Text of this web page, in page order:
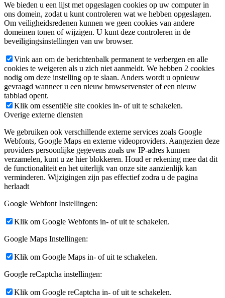
We bieden u een lijst met opgeslagen cookies op uw computer in
ons domein, zodat u kunt controleren wat we hebben opgeslagen.
Om veiligheidsredenen kunnen we geen cookies van andere
domeinen tonen of wijzigen. U kunt deze controleren in de
beveiligingsinstellingen van uw browser.
Vink aan om de berichtenbalk permanent te verbergen en alle
cookies te weigeren als u zich niet aanmeldt. We hebben 2 cookies
nodig om deze instelling op te slaan. Anders wordt u opnieuw
gevraagd wanneer u een nieuw browservenster of een nieuw
tabblad opent.
Klik om essentiële site cookies in- of uit te schakelen.
Overige externe diensten
We gebruiken ook verschillende externe services zoals Google
Webfonts, Google Maps en externe videoproviders. Aangezien deze
providers persoonlijke gegevens zoals uw IP-adres kunnen
verzamelen, kunt u ze hier blokkeren. Houd er rekening mee dat dit
de functionaliteit en het uiterlijk van onze site aanzienlijk kan
verminderen. Wijzigingen zijn pas effectief zodra u de pagina
herlaadt
Google Webfont Instellingen:
Klik om Google Webfonts in- of uit te schakelen.
Google Maps Instellingen:
Klik om Google Maps in- of uit te schakelen.
Google reCaptcha instellingen:
Klik om Google reCaptcha in- of uit te schakelen.